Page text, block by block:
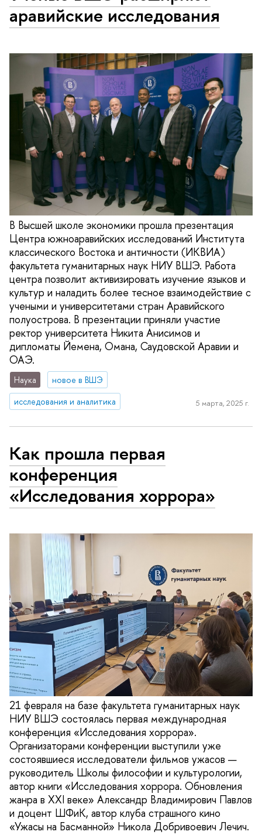
аравийские исследования
В Высшей школе экономики прошла презентация
Центра южноаравийских исследований Института
классического Востока и античности (ИКВИА)
факультета гуманитарных наук НИУ ВШЭ. Работа
центра позволит активизировать изучение языков и
культур и наладить более тесное взаимодействие с
учеными и университетами стран Аравийского
полуострова. В презентации приняли участие
ректор университета Никита Анисимов и
дипломаты Йемена, Омана, Саудовской Аравии и
ОАЭ.
Наука
новое в ВШЭ
исследования и аналитика
5 марта, 2025 г.
Как прошла первая
конференция
«Исследования хоррора»
21 февраля на базе факультета гуманитарных наук
НИУ ВШЭ состоялась первая международная
конференция «Исследования хоррора».
Организаторами конференции выступили уже
состоявшиеся исследователи фильмов ужасов —
руководитель Школы философии и культурологии,
автор книги «Исследования хоррора. Обновления
жанра в XXI веке» Александр Владимирович Павлов
и доцент ШФиК, автор клуба страшного кино
«Ужасы на Басманной» Никола Добривоевич Лечич.